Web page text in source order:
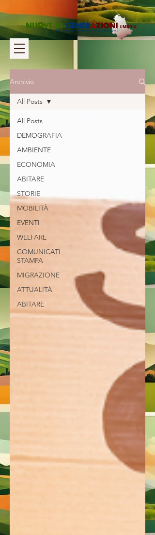
Archivio
All Posts
DEMOGRAFIA
AMBIENTE
ECONOMIA
ABITARE
STORIE
MOBILITÀ
EVENTI
WELFARE
COMUNICATI
STAMPA
MIGRAZIONE
ATTUALITÀ
ABITARE
All Posts